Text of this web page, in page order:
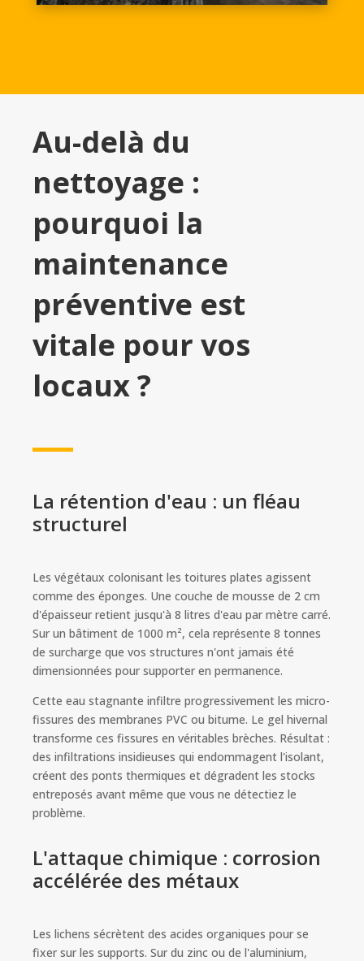
Au-delà du
nettoyage :
pourquoi la
maintenance
préventive est
vitale pour vos
locaux ?
La rétention d'eau : un fléau
structurel
Les végétaux colonisant les toitures plates agissent
comme des éponges. Une couche de mousse de 2 cm
d'épaisseur retient jusqu'à 8 litres d'eau par mètre carré.
Sur un bâtiment de 1000 m², cela représente 8 tonnes
de surcharge que vos structures n'ont jamais été
dimensionnées pour supporter en permanence.
Cette eau stagnante infiltre progressivement les micro-
fissures des membranes PVC ou bitume. Le gel hivernal
transforme ces fissures en véritables brèches. Résultat :
des infiltrations insidieuses qui endommagent l'isolant,
créent des ponts thermiques et dégradent les stocks
entreposés avant même que vous ne détectiez le
problème.
L'attaque chimique : corrosion
accélérée des métaux
Les lichens sécrètent des acides organiques pour se
fixer sur les supports. Sur du zinc ou de l'aluminium,